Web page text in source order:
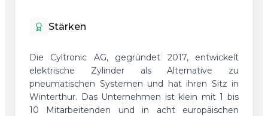
Stärken
Die Cyltronic AG, gegründet 2017, entwickelt
elektrische Zylinder als Alternative zu
pneumatischen Systemen und hat ihren Sitz in
Winterthur. Das Unternehmen ist klein mit 1 bis
10 Mitarbeitenden und in acht europäischen